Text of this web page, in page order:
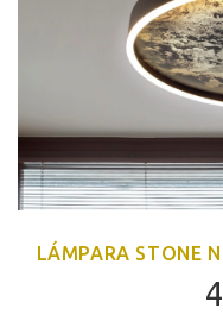
LÁMPARA STONE